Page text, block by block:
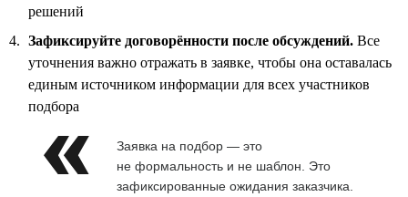
решений
Зафиксируйте договорённости после обсуждений. Все
уточнения важно отражать в заявке, чтобы она оставалась
единым источником информации для всех участников
подбора
Заявка на подбор — это
не формальность и не шаблон. Это
зафиксированные ожидания заказчика.